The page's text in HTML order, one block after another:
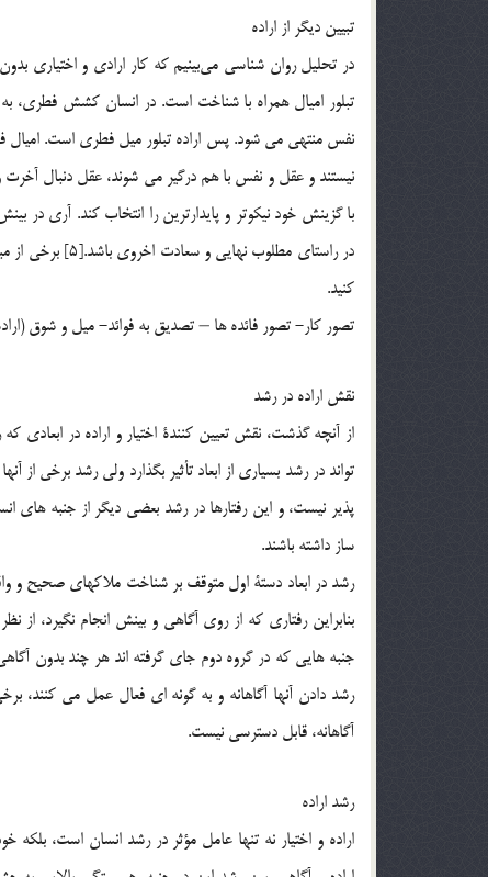
تبيين ديگر از اراده
در تحليل روان شناسي مي‌بينيم كه كار ارادي و اختياري
تبلور اميال همراه با شناخت است. در انسان كشش فطري،
نفس منتهي مي شود. پس اراده تبلور ميل فطري است. اميال
نيستند و عقل و نفس با هم درگير مي شوند، عقل دنبال
با گزينش خود نيكوتر و پايدارترين را انتخاب كند. آري در
در راستاي
كنيد.
تصور كار- تصور فائده ها – تصديق به فوائد- ميل و شوق
نقش اراده در رشد
از آنچه گذشت، نقش تعيين كنندة اختيار و اراده در ابعادي
تواند در رشد بسياري از ابعاد تأثير بگذارد ولي رشد برخي از
پذير نيست، و اين رفتارها در رشد بعضي ديگر از جنبه
ساز داشته باشند.
رشد در ابعاد دستة اول متوقف بر شناخت ملاكهاي صحيح و
بنابراين رفتاري كه از روي آگاهي و بينش انجام نگيرد،
جنبه هايي كه در گروه دوم جاي گرفته اند هر چند بدون
رشد دادن آنها آگاهانه و به گونه اي فعال عمل مي كنند،
آگاهانه، قابل دسترسي نيست.
رشد اراده
اراده و اختيار نه تنها عامل مؤثر در رشد انسان است،